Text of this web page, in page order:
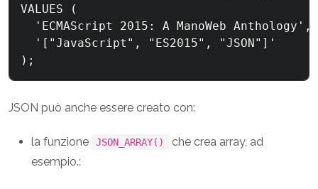
VALUES (
  'ECMAScript 2015: A ManoWeb Anthology',
  '["JavaScript", "ES2015", "JSON"]'
);
JSON può anche essere creato con:
la funzione JSON_ARRAY()
che crea array, ad
esempio.: